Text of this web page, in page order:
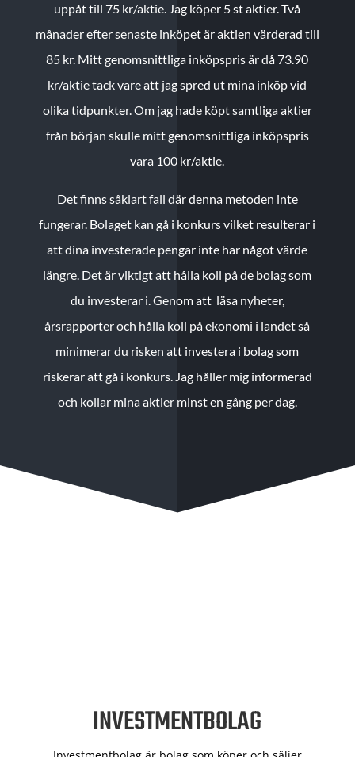
uppåt till 75 kr/aktie. Jag köper 5 st aktier.Två
månader efter senaste inköpet är aktien värderad till
85 kr. Mitt genomsnittliga inköpspris är då 73.90
kr/aktie tack vare att jag spred ut mina inköp vid
olika tidpunkter. Om jag hade köpt samtliga aktier
från början skulle mitt genomsnittliga inköpspris
vara 100 kr/aktie.
Det finns såklart fall där denna metoden inte
fungerar. Bolaget kan gå i konkurs vilket resulterar i
att dina investerade pengar inte har något värde
längre. Det är viktigt att hålla koll på de bolag som
du investerar i. Genom att läsa nyheter,
årsrapporter och hålla koll på ekonomi i landet så
minimerar du risken att investera i bolag som
riskerar att gå i konkurs. Jag håller mig informerad
och kollar mina aktier minst en gång per dag.
INVESTMENTBOLAG